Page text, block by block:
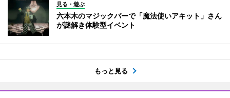
見る・遊ぶ
六本木のマジックバーで「魔法使いアキット」さん
が謎解き体験型イベント
もっと見る